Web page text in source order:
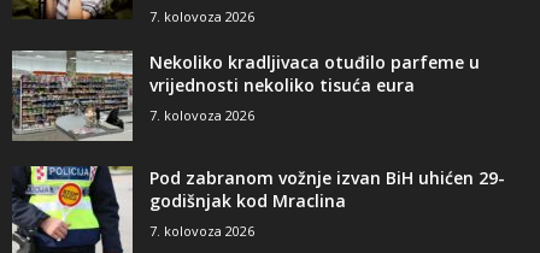
7. kolovoza 2026
Nekoliko kradljivaca otuđilo parfeme u
vrijednosti nekoliko tisuća eura
7. kolovoza 2026
Pod zabranom vožnje izvan BiH uhićen 29-
godišnjak kod Mraclina
7. kolovoza 2026